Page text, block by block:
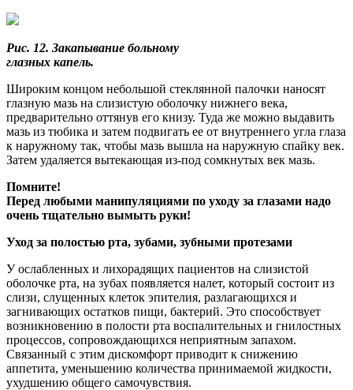
Рис. 12. Закапывание больному
глазных капель.
Широким концом небольшой стеклянной палочки наносят
глазную мазь на слизистую оболочку нижнего века,
предварительно оттянув его книзу. Туда же можно выдавить
мазь из тюбика и затем подвигать ее от внутреннего угла глаза
к наружному так, чтобы мазь вышла на наружную спайку век.
Затем удаляется вытекающая из-под сомкнутых век мазь.
Помните!
Перед любыми манипуляциями по уходу за глазами надо
очень тщательно вымыть руки!
Уход за полостью рта, зубами, зубными протезами
У ослабленных и лихорадящих пациентов на слизистой
оболочке рта, на зубах появляется налет, который состоит из
слизи, слущенных клеток эпителия, разлагающихся и
загнивающих остатков пищи, бактерий. Это способствует
возникновению в полости рта воспалительных и гнилостных
процессов, сопровождающихся неприятным запахом.
Связанный с этим дискомфорт приводит к снижению
аппетита, уменьшению количества принимаемой жидкости,
ухудшению общего самочувствия.